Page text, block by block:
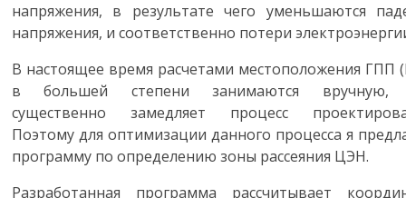
напряжения, в результате чего уменьшаются
напряжения, и соответственно потери
В настоящее время расчетами местоположения ГПП
в большей степени занимаются вручную,
существенно замедляет процесс
Поэтому для оптимизации данного процесса я
программу по определению зоны рассеяния ЦЭН.
Разработанная программа рассчитывает